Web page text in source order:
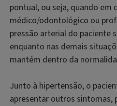
pontual, ou seja, quando
médico/odontológico ou
pressão arterial do paciente
enquanto nas demais
mantém dentro da
Junto à hipertensão, o
apresentar outros sintomas,